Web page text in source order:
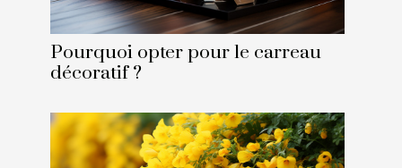
Pourquoi opter pour le carreau
décoratif ?